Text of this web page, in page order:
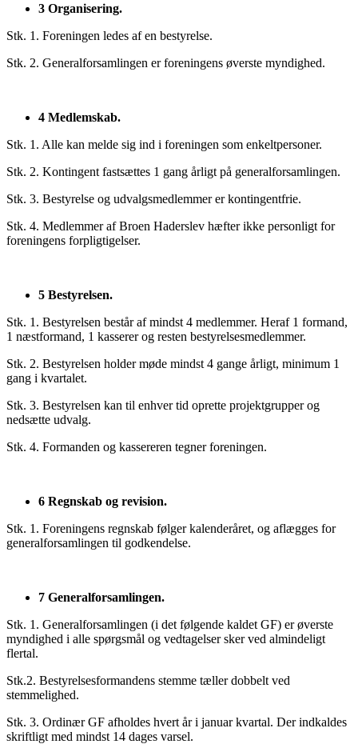
3 Organisering.
Stk. 1. Foreningen ledes af en bestyrelse.
Stk. 2. Generalforsamlingen er foreningens øverste myndighed.
4 Medlemskab.
Stk. 1. Alle kan melde sig ind i foreningen som enkeltpersoner.
Stk. 2. Kontingent fastsættes 1 gang årligt på generalforsamlingen.
Stk. 3. Bestyrelse og udvalgsmedlemmer er kontingentfrie.
Stk. 4. Medlemmer af Broen Haderslev hæfter ikke personligt for
foreningens forpligtigelser.
5 Bestyrelsen.
Stk. 1. Bestyrelsen består af mindst 4 medlemmer. Heraf 1 formand,
1 næstformand, 1 kasserer og resten bestyrelsesmedlemmer.
Stk. 2. Bestyrelsen holder møde mindst 4 gange årligt, minimum 1
gang i kvartalet.
Stk. 3. Bestyrelsen kan til enhver tid oprette projektgrupper og
nedsætte udvalg.
Stk. 4. Formanden og kassereren tegner foreningen.
6 Regnskab og revision.
Stk. 1. Foreningens regnskab følger kalenderåret, og aflægges for
generalforsamlingen til godkendelse.
7 Generalforsamlingen.
Stk. 1. Generalforsamlingen (i det følgende kaldet GF) er øverste
myndighed i alle spørgsmål og vedtagelser sker ved almindeligt
flertal.
Stk.2. Bestyrelsesformandens stemme tæller dobbelt ved
stemmelighed.
Stk. 3. Ordinær GF afholdes hvert år i januar kvartal. Der indkaldes
skriftligt med mindst 14 dages varsel.